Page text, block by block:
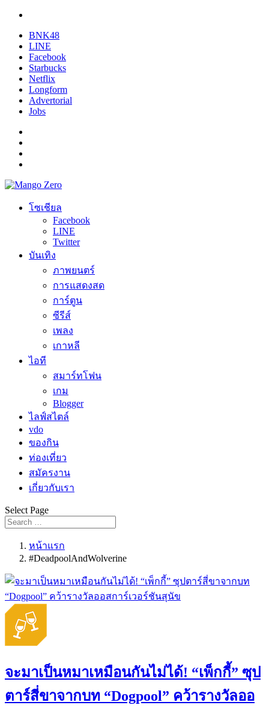
BNK48
LINE
Facebook
Starbucks
Netflix
Longform
Advertorial
Jobs
โซเชียล
Facebook
LINE
Twitter
บันเทิง
ภาพยนตร์
การแสดงสด
การ์ตูน
ซีรีส์
เพลง
เกาหลี
ไอที
สมาร์ทโฟน
เกม
Blogger
ไลฟ์สไตล์
vdo
ของกิน
ท่องเที่ยว
สมัครงาน
เกี่ยวกับเรา
Select Page
หน้าแรก
#DeadpoolAndWolverine
จะมาเป็นหมาเหมือนกันไม่ได้! “เพ็กกี้” ซุป
ตาร์สี่ขาจากบท “Dogpool” คว้ารางวัลออ